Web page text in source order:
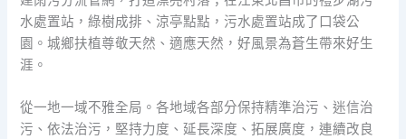
水處置站，綠樹成排、涼亭點點，污水處置站成了口袋公
園。城鄉扶植尊敬天然、適應天然，好風景為蒼生帶來好生
涯。
從一地一域不雅全局。各地域各部分保持精準治污、迷信治
污、依法治污，堅持力度、延長深度、拓展廣度，連續改良